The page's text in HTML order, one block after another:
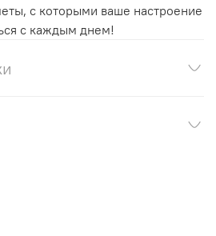
с которыми ваше настроение
с каждым днем!